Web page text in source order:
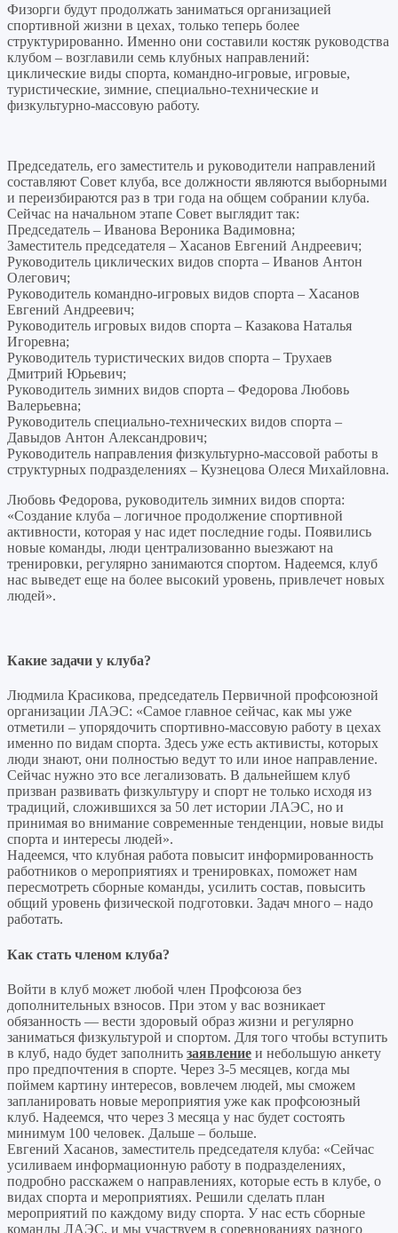
Физорги будут продолжать заниматься организацией
спортивной жизни в цехах, только теперь более
структурированно. Именно они составили костяк руководства
клубом – возглавили семь клубных направлений:
циклические виды спорта, командно-игровые, игровые,
туристические, зимние, специально-технические и
физкультурно-массовую работу.
Председатель, его заместитель и руководители направлений
составляют Совет клуба, все должности являются выборными
и переизбираются раз в три года на общем собрании клуба.
Сейчас на начальном этапе Совет выглядит так:
Председатель – Иванова Вероника Вадимовна;
Заместитель председателя – Хасанов Евгений Андреевич;
Руководитель циклических видов спорта – Иванов Антон
Олегович;
Руководитель командно-игровых видов спорта – Хасанов
Евгений Андреевич;
Руководитель игровых видов спорта – Казакова Наталья
Игоревна;
Руководитель туристических видов спорта – Трухаев
Дмитрий Юрьевич;
Руководитель зимних видов спорта – Федорова Любовь
Валерьевна;
Руководитель специально-технических видов спорта –
Давыдов Антон Александрович;
Руководитель направления физкультурно-массовой работы в
структурных подразделениях – Кузнецова Олеся Михайловна.
Любовь Федорова, руководитель зимних видов спорта:
«Создание клуба – логичное продолжение спортивной
активности, которая у нас идет последние годы. Появились
новые команды, люди централизованно выезжают на
тренировки, регулярно занимаются спортом. Надеемся, клуб
нас выведет еще на более высокий уровень, привлечет новых
людей».
Какие задачи у клуба?
Людмила Красикова, председатель Первичной профсоюзной
организации ЛАЭС: «Самое главное сейчас, как мы уже
отметили – упорядочить спортивно-массовую работу в цехах
именно по видам спорта. Здесь уже есть активисты, которых
люди знают, они полностью ведут то или иное направление.
Сейчас нужно это все легализовать. В дальнейшем клуб
призван развивать физкультуру и спорт не только исходя из
традиций, сложившихся за 50 лет истории ЛАЭС, но и
принимая во внимание современные тенденции, новые виды
спорта и интересы людей».
Надеемся, что клубная работа повысит информированность
работников о мероприятиях и тренировках, поможет нам
пересмотреть сборные команды, усилить состав, повысить
общий уровень физической подготовки. Задач много – надо
работать.
Как стать членом клуба?
Войти в клуб может любой член Профсоюза без
дополнительных взносов. При этом у вас возникает
обязанность — вести здоровый образ жизни и регулярно
заниматься физкультурой и спортом. Для того чтобы вступить
в клуб, надо будет заполнить заявление и небольшую анкету
про предпочтения в спорте. Через 3-5 месяцев, когда мы
поймем картину интересов, вовлечем людей, мы сможем
запланировать новые мероприятия уже как профсоюзный
клуб. Надеемся, что через 3 месяца у нас будет состоять
минимум 100 человек. Дальше – больше.
Евгений Хасанов, заместитель председателя клуба: «Сейчас
усиливаем информационную работу в подразделениях,
подробно расскажем о направлениях, которые есть в клубе, о
видах спорта и мероприятиях. Решили сделать план
мероприятий по каждому виду спорта. У нас есть сборные
команды ЛАЭС, и мы участвуем в соревнованиях разного